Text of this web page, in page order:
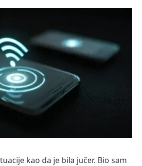
kao da je bila jučer. Bio sam